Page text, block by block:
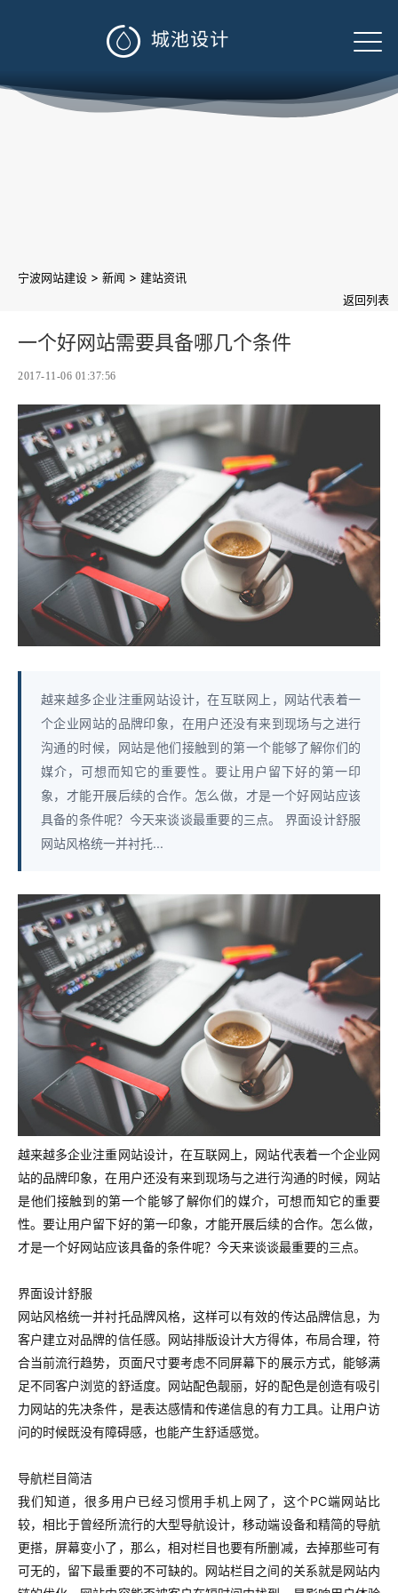

宁波网站建设 > 新闻 > 建站资讯
返回列表
一个好网站需要具备哪几个条件
2017-11-06 01:37:56
越来越多企业注重网站设计，在互联网上，网站代表着一
个企业网站的品牌印象，在用户还没有来到现场与之进行
沟通的时候，网站是他们接触到的第一个能够了解你们的
媒介，可想而知它的重要性。要让用户留下好的第一印
象，才能开展后续的合作。怎么做，才是一个好网站应该
具备的条件呢？今天来谈谈最重要的三点。 界面设计舒服
网站风格统一并衬托...
越来越多企业注重网站设计，在互联网上，网站代表着一个企业网
站的品牌印象，在用户还没有来到现场与之进行沟通的时候，网站
是他们接触到的第一个能够了解你们的媒介，可想而知它的重要
性。要让用户留下好的第一印象，才能开展后续的合作。怎么做，
才是一个好网站应该具备的条件呢？今天来谈谈最重要的三点。
界面设计舒服
网站风格统一并衬托品牌风格，这样可以有效的传达品牌信息，为
客户建立对品牌的信任感。网站排版设计大方得体，布局合理，符
合当前流行趋势，页面尺寸要考虑不同屏幕下的展示方式，能够满
足不同客户浏览的舒适度。网站配色靓丽，好的配色是创造有吸引
力网站的先决条件，是表达感情和传递信息的有力工具。让用户访
问的时候既没有障碍感，也能产生舒适感觉。
导航栏目简洁
我们知道，很多用户已经习惯用手机上网了，这个PC端网站比
较，相比于曾经所流行的大型导航设计，移动端设备和精简的导航
更搭，屏幕变小了，那么，相对栏目也要有所删减，去掉那些可有
可无的，留下最重要的不可缺的。网站栏目之间的关系就是网站内